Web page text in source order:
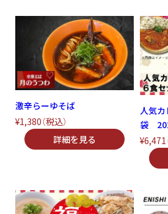
激辛らーゆそば
¥1,380（税込）
人気
袋
¥6,471